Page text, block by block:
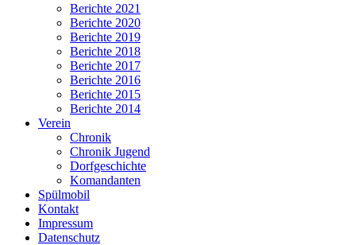
Berichte 2021
Berichte 2020
Berichte 2019
Berichte 2018
Berichte 2017
Berichte 2016
Berichte 2015
Berichte 2014
Verein
Chronik
Chronik Jugend
Dorfgeschichte
Komandanten
Spülmobil
Kontakt
Impressum
Datenschutz